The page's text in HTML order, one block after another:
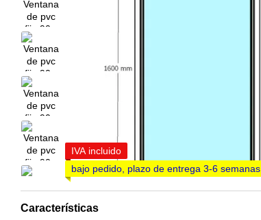
IVA incluido
bajo pedido, plazo de entrega 3-6 semanas
Características